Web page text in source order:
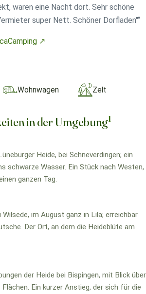
waren eine Nacht dort. Sehr schöne
super Nett. Schöner Dorfladen"“
↗
Wohnwagen Zelt
in der Umgebung1
Heide, bei Schneverdingen; ein
schwarze Wasser. Ein Stück nach Westen,
ganzen Tag.
Wilsede, im August ganz in Lila; erreichbar
Der Ort, an dem die Heideblüte am
der Heide bei Bispingen, mit Blick über
Ein kurzer Anstieg, der sich für die